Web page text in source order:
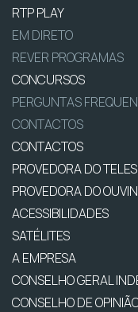
RTP PLAY
EM DIRETO
REVER PROGRAMAS
CONCURSOS
PERGUNTAS
CONTACTOS
CONTACTOS
PROVEDORA DO
PROVEDORA DO
ACESSIBILIDADES
SATÉLITES
A EMPRESA
CONSELHO GERAL
CONSELHO DE